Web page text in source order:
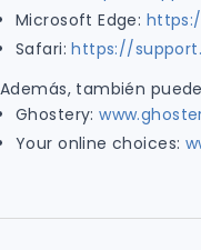
Microsoft Edge:
Safari:https://
Además, también
Ghostery:
Your online choices: